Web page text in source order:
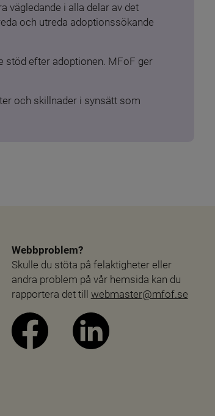
vägledande i alla delar av det
och utreda adoptionssökande
stöd efter adoptionen. MFoF ger
och skillnader i synsätt som
Webbproblem?
Skulle du stöta på felaktigheter eller
andra problem på vår hemsida kan du
rapportera det till webmaster@mfof.se